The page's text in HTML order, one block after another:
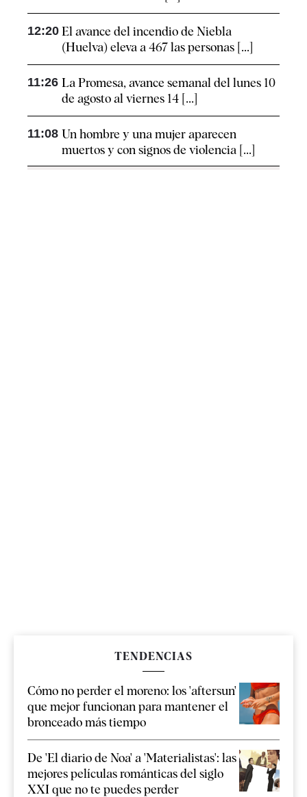
12:20 El avance del incendio de Niebla
(Huelva) eleva a 467 las personas [...]
11:26 La Promesa, avance semanal del lunes 10
de agosto al viernes 14 [...]
11:08 Un hombre y una mujer aparecen
muertos y con signos de violencia [...]
TENDENCIAS
Cómo no perder el moreno: los 'aftersun'
que mejor funcionan para mantener el
bronceado más tiempo
De 'El diario de Noa' a 'Materialistas': las
mejores películas románticas del siglo
XXI que no te puedes perder